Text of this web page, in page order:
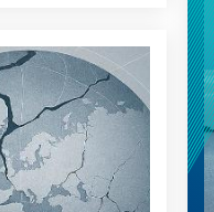
nicht
oder
sie als